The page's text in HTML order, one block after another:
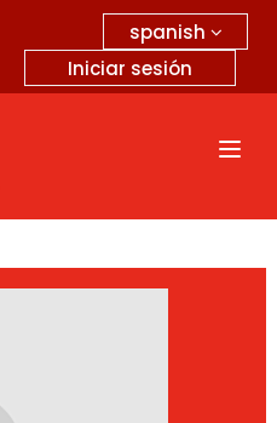
spanish
Iniciar sesión